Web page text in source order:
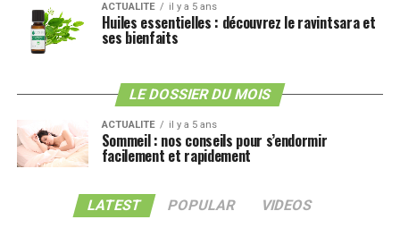
ACTUALITE il y a 5 ans
Huiles essentielles : découvrez le ravintsara et
ses bienfaits
LE DOSSIER DU MOIS
ACTUALITE il y a 5 ans
Sommeil : nos conseils pour s’endormir
facilement et rapidement
LATEST POPULAR VIDEOS